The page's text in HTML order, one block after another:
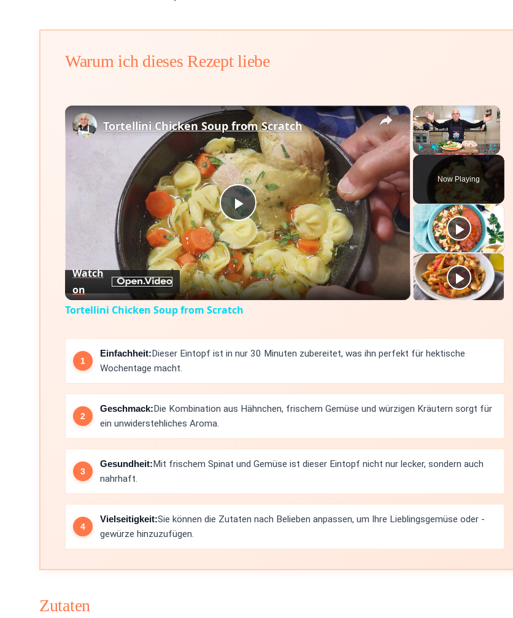
Warum ich dieses Rezept liebe
×
Unmute Fullscreen
Now Playing
×
Play
Video
Tortellini Chicken Soup from Scratch
Watch
on
Tortellini Chicken Soup from Scratch
Einfachheit:Dieser Eintopf ist in nur 30 Minuten zubereitet, was ihn perfekt für hektische
Wochentage macht.
Geschmack:Die Kombination aus Hähnchen, frischem Gemüse und würzigen Kräutern sorgt für
ein unwiderstehliches Aroma.
Gesundheit:Mit frischem Spinat und Gemüse ist dieser Eintopf nicht nur lecker, sondern auch
nahrhaft.
Vielseitigkeit:Sie können die Zutaten nach Belieben anpassen, um Ihre Lieblingsgemüse oder -
gewürze hinzuzufügen.
Zutaten